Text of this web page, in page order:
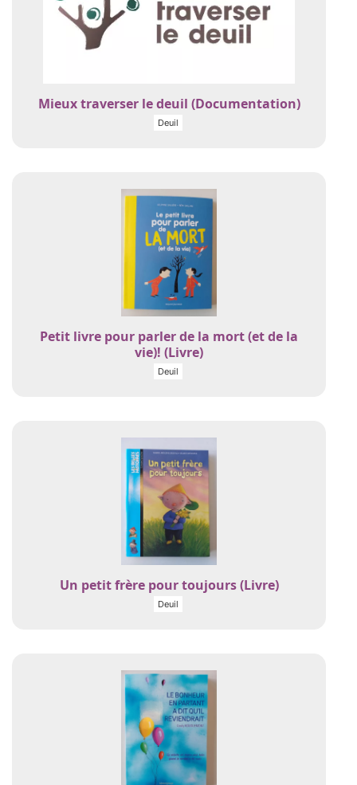
Mieux traverser le deuil (Documentation)
Deuil
Petit livre pour parler de la mort (et de la
vie)! (Livre)
Deuil
Un petit frère pour toujours (Livre)
Deuil